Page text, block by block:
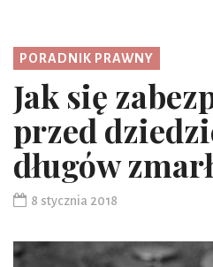
PORADNIK PRAWNY
Jak się
przed
długów
8 stycznia 2018